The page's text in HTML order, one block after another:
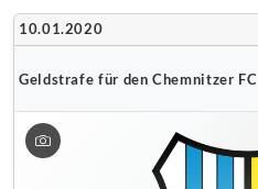
10.01.2020
Geldstrafe für den Chemnitzer FC